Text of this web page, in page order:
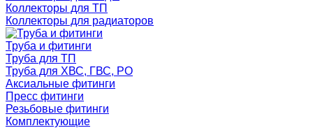
Коллекторы для ТП
Коллекторы для радиаторов
Труба и фитинги
Труба для ТП
Труба для ХВС, ГВС, РО
Аксиальные фитинги
Пресс фитинги
Резьбовые фитинги
Комплектующие